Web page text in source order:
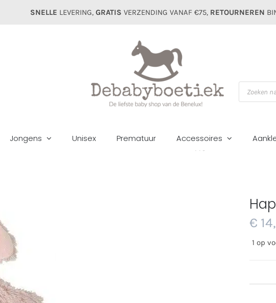
SNELLE LEVERING, GRATIS VERZENDING VANAF €75, RETOURNEREN
Producten
zoeken
Jongens Unisex Prematuur Accessoires
€
1 op